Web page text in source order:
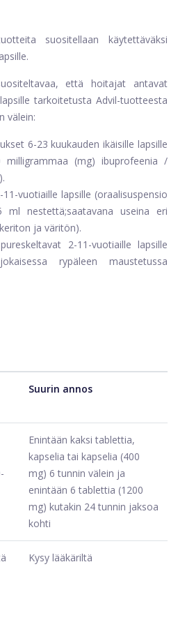
suositellaan käytettäväksi
että hoitajat antavat
tarkoitetusta Advil-tuotteesta
välein:
6-23 kuukauden ikäisille lapsille
milligrammaa (mg) ibuprofeenia /
11-vuotiaille lapsille (oraalisuspensio
ml nestettä;saatavana useina eri
ja väritön).
2-11-vuotiaille lapsille
rypäleen maustetussa
Suurin annos
Enintään kaksi tablettia,
kapselia tai kapselia (400
mg) 6 tunnin välein ja
enintään 6 tablettia (1200
mg) kutakin 24 tunnin jaksoa
kohti
Kysy lääkäriltä